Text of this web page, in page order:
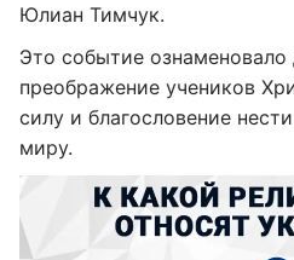
Юлиан Тимчук.
Это событие ознаменовало
преображение учеников
силу и благословение
миру.